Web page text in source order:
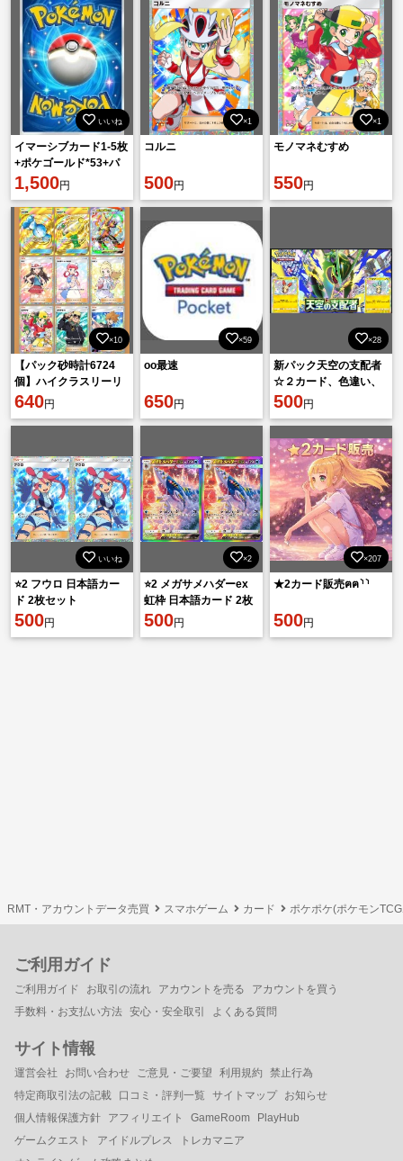
いいね
イマーシブカード1-5枚
+ポケゴールド*53+パ
ック砂時計*7700+チャ
レンジ砂時計*3400
1,500円
×1
コルニ
500円
×1
モノマネむすめ
550円
×10
【パック砂時計6724
個】ハイクラスリーリ
エ、ポケセン、モノマ
640円
×59
oo最速
650円
×28
新パック天空の支配者
☆２カード、色違い、
金枠トレード販売中🐉
500円
いいね
⭐️2 フウロ 日本語カー
ド 2枚セット
500円
×2
⭐️2 メガサメハダーex
虹枠 日本語カード 2枚
セット
500円
×207
★2カード販売ฅฅ⸃⸃
500円
RMT・アカウントデータ売買 スマホゲーム カード ポケポケ(ポケモン
ご利用ガイド
ご利用ガイド お取引の流れ アカウントを売る
アカウントを買う
手数料・お支払い方法 安心・安全取引 よくある質問
サイト情報
運営会社 お問い合わせ ご意見・ご要望 利用規約
禁止行為
特定商取引法の記載
口コミ・評判一覧 サイトマップ
お知らせ
個人情報保護方針
アフィリエイト GameRoom
PlayHub
ゲームクエスト
アイドルプレス
トレカマニア